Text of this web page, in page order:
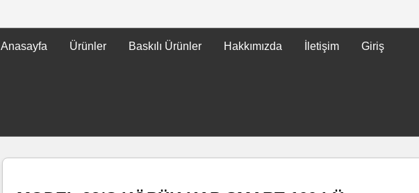
Anasayfa Ürünler Baskılı Ürünler Hakkımızda İletişim Giriş